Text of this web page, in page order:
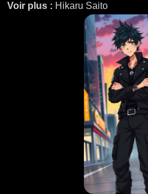
Voir plus : Hikaru Saito